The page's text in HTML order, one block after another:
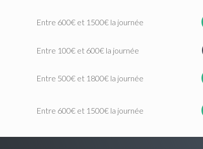
Entre 600€ et 1500€ la journée
Entre 100€ et 600€ la journée
Entre 500€ et 1800€ la journée
Entre 600€ et 1500€ la journée